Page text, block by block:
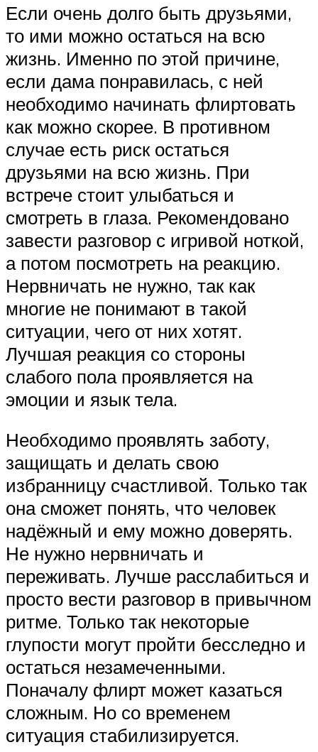
Если очень долго быть друзьями,
то ими можно остаться на всю
жизнь. Именно по этой причине,
если дама понравилась, с ней
необходимо начинать флиртовать
как можно скорее. В противном
случае есть риск остаться
друзьями на всю жизнь. При
встрече стоит улыбаться и
смотреть в глаза. Рекомендовано
завести разговор с игривой ноткой,
а потом посмотреть на реакцию.
Нервничать не нужно, так как
многие не понимают в такой
ситуации, чего от них хотят.
Лучшая реакция со стороны
слабого пола проявляется на
эмоции и язык тела.
Необходимо проявлять заботу,
защищать и делать свою
избранницу счастливой. Только так
она сможет понять, что человек
надёжный и ему можно доверять.
Не нужно нервничать и
переживать. Лучше расслабиться и
просто вести разговор в привычном
ритме. Только так некоторые
глупости могут пройти бесследно и
остаться незамеченными.
Поначалу флирт может казаться
сложным. Но со временем
ситуация стабилизируется.